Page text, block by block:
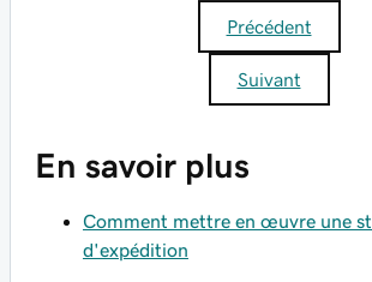
Précédent
Suivant
En savoir plus
Comment mettre en œuvre une
d'expédition